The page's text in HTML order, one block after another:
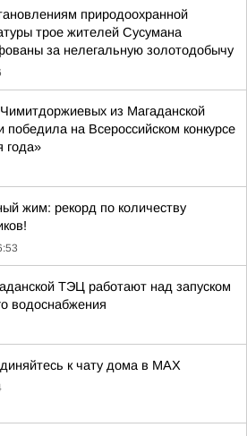
природоохранной
трое жителей Сусумана
за нелегальную золотодобычу
из Магаданской
победила на Всероссийском конкурсе
года»
жим: рекорд по количеству
ТЭЦ работают над запуском
водоснабжения
к чату дома в MAX